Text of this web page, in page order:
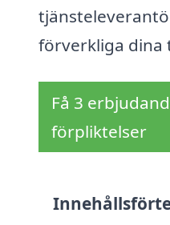
förverkliga
Få 3
förpliktelser